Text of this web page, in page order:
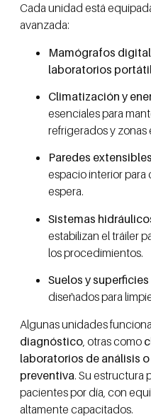
Cada unidad está
avanzada:
Mamógrafos
laboratorios
Climatización y
esenciales para
refrigerados y zonas
Paredes
espacio interior para
espera.
Sistemas
estabilizan el tráiler
los procedimientos.
Suelos y
diseñados para
Algunas unidades
diagnóstico , otras como
laboratorios de análisis
preventiva. Su estructura
pacientes por día, con
altamente capacitados.